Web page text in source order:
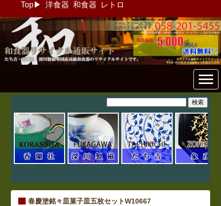
Top▶ 洋食器 和食器 レトロ
和食器リサイクル通販専門店
フリマート
春慶塗銘々皿菓子皿五枚セットW10667